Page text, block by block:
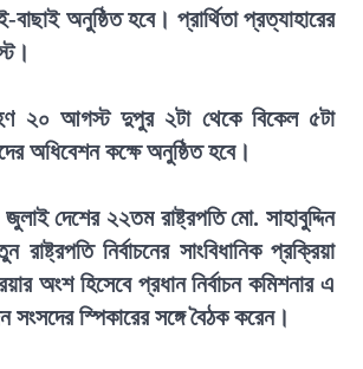
অনুষ্ঠিত হবে। প্রার্থিতা প্রত্যাহারের
২০ আগস্ট দুপুর ২টা থেকে বিকেল ৫টা
অধিবেশন কক্ষে অনুষ্ঠিত হবে।
দেশের ২২তম রাষ্ট্রপতি মো. সাহাবুদ্দিন
নির্বাচনের সাংবিধানিক প্রক্রিয়া
অংশ হিসেবে প্রধান নির্বাচন কমিশনার এ
সংসদের স্পিকারের সঙ্গে বৈঠক করেন।